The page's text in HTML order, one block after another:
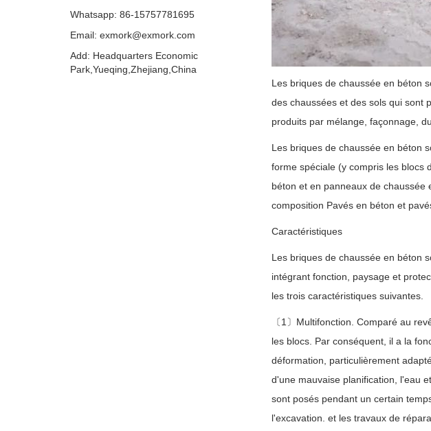
Les briques de chaussée en béton
des chaussées et des sols qui sont
produits par mélange, façonnage,
Les briques de chaussée en béton
forme spéciale (y compris les blocs
béton et en panneaux de chaussée
composition Pavés en béton et
Caractéristiques
Les briques de chaussée en béton
intégrant fonction, paysage et
les trois caractéristiques suivantes.
〔1〕Multifonction. Comparé au
les blocs. Par conséquent, il a la
déformation, particulièrement
d'une mauvaise planification, l'eau
sont posés pendant un certain
l'excavation. et les travaux de
Whatsapp: 86-15757781695
Email: exmork@exmork.com
Add: Headquarters Economic
Park,Yueqing,Zhejiang,China